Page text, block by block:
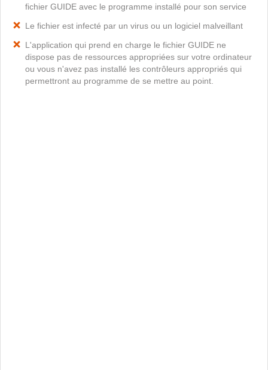
fichier GUIDE avec le programme installé pour son service
Le fichier est infecté par un virus ou un logiciel malveillant
L'application qui prend en charge le fichier GUIDE ne
dispose pas de ressources appropriées sur votre ordinateur
ou vous n'avez pas installé les contrôleurs appropriés qui
permettront au programme de se mettre au point.